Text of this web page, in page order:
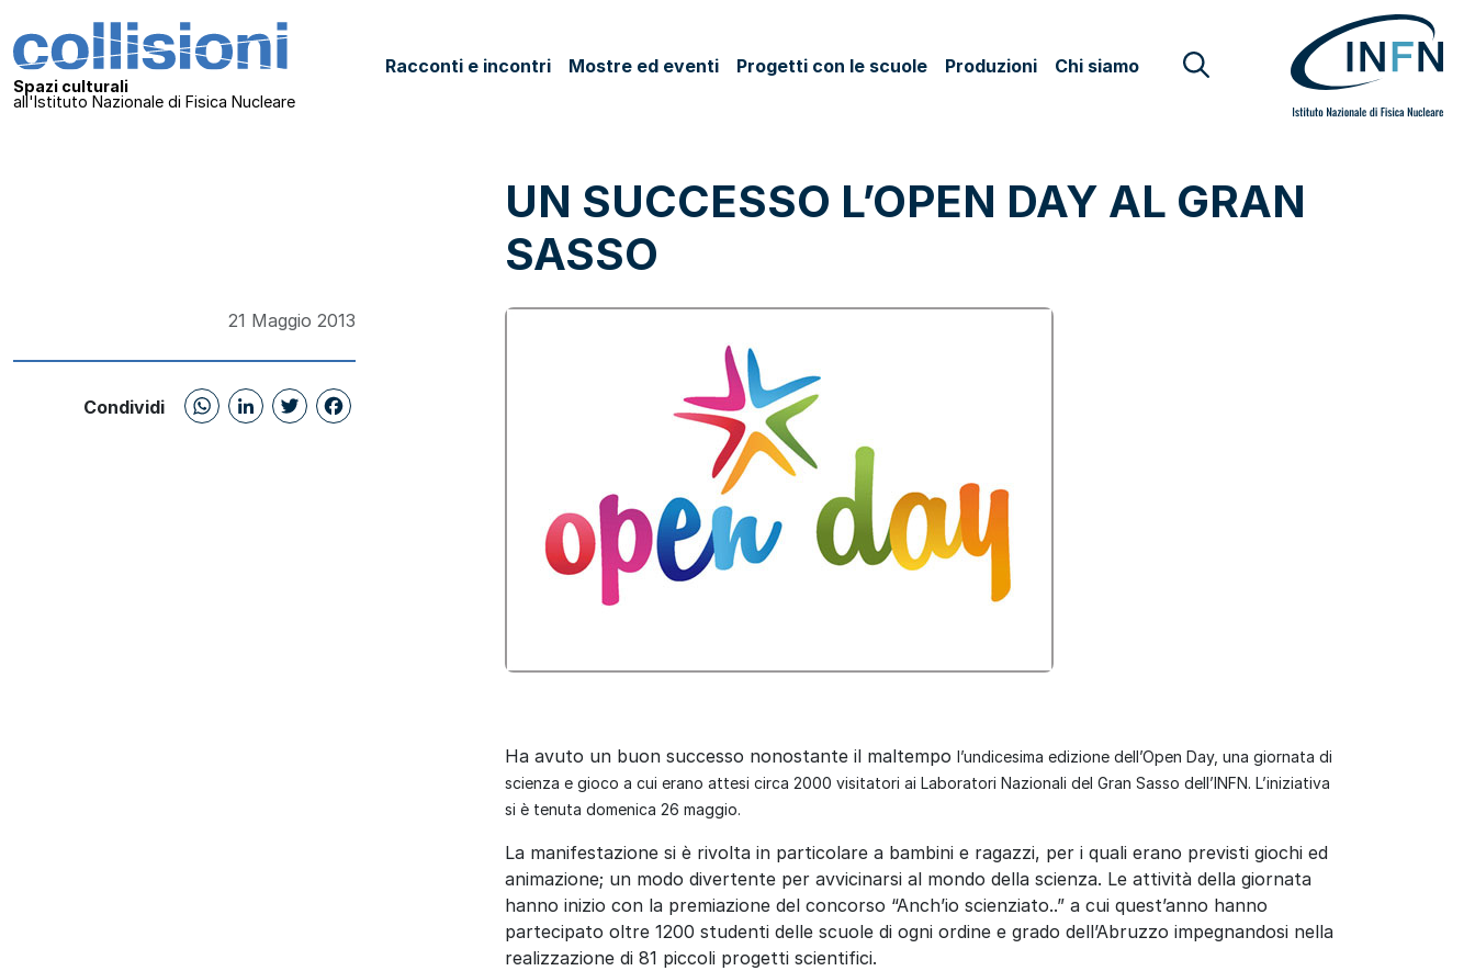
Navigazione principale
Collisioni – INFN
Spazi culturali
all'Istituto Nazionale di Fisica Nucleare
Racconti e incontri Mostre ed eventi Progetti con le scuole Produzioni Chi siamo
UN SUCCESSO L’OPEN DAY AL GRAN
SASSO
21 Maggio 2013
Condividi WhatsApp
LinkedIn
Twitter
Ha avuto un buon successo nonostante il maltempo l’undicesima edizione dell’Open Day, una giornata di
scienza e gioco a cui erano attesi circa 2000 visitatori ai Laboratori Nazionali del Gran Sasso dell’INFN. L’iniziativa
si è tenuta domenica 26 maggio.
La manifestazione si è rivolta in particolare a bambini e ragazzi, per i quali erano previsti giochi ed
animazione; un modo divertente per avvicinarsi al mondo della scienza. Le attività della giornata
hanno inizio con la premiazione del concorso “Anch’io scienziato..” a cui quest’anno hanno
partecipato oltre 1200 studenti delle scuole di ogni ordine e grado dell’Abruzzo impegnandosi nella
realizzazione di 81 piccoli progetti scientifici.